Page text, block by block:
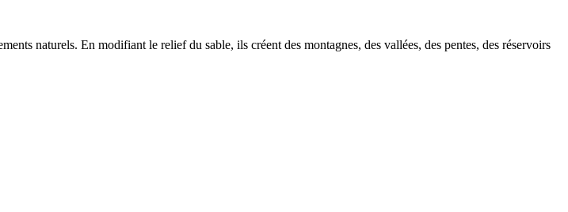
naturels. En modifiant le relief du sable, ils créent des montagnes, des vallées, des pentes, des réservoirs